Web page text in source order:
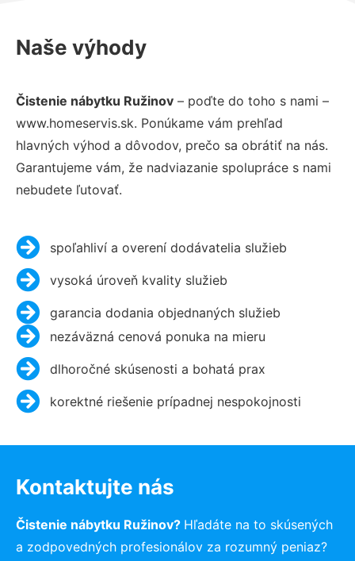
Naše výhody
Čistenie nábytku Ružinov – poďte do toho s nami –
www.homeservis.sk. Ponúkame vám prehľad
hlavných výhod a dôvodov, prečo sa obrátiť na nás.
Garantujeme vám, že nadviazanie spolupráce s nami
nebudete ľutovať.
spoľahliví a overení dodávatelia služieb
vysoká úroveň kvality služieb
garancia dodania objednaných služieb
nezáväzná cenová ponuka na mieru
dlhoročné skúsenosti a bohatá prax
korektné riešenie prípadnej nespokojnosti
Kontaktujte nás
Čistenie nábytku Ružinov? Hľadáte na to skúsených
a zodpovedných profesionálov za rozumný peniaz?